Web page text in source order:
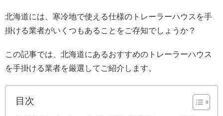
北海道には、寒冷地で使える仕様のトレーラーハウスを手
掛ける業者がいくつもあることをご存知でしょうか？
この記事では、北海道にあるおすすめのトレーラーハウス
を手掛ける業者を厳選してご紹介します。
目次